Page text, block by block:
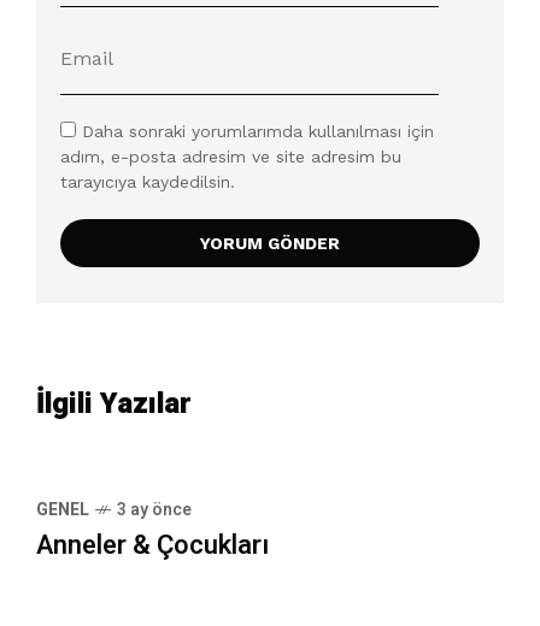
Daha sonraki yorumlarımda kullanılması için
adım, e-posta adresim ve site adresim bu
tarayıcıya kaydedilsin.
İlgili Yazılar
GENEL 3 ay önce
Anneler & Çocukları